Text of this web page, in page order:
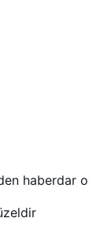
haberdar